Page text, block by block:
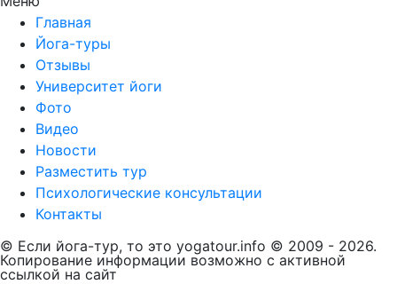
Главная
Йога-туры
Отзывы
Университет йоги
Фото
Видео
Новости
Разместить тур
Психологические консультации
Контакты
© Если йога-тур, то это yogatour.info © 2009 - 2026.
Копирование информации возможно с активной
ссылкой на сайт